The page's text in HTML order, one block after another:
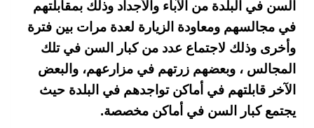
السن في البلدة من الآباء والأجداد وذلك بمقابلتهم
في مجالسهم ومعاودة الزيارة لعدة مرات بين فترة
وأخرى وذلك لاجتماع عدد من كبار السن في تلك
المجالس ، وبعضهم زرتهم في مزارعهم، والبعض
الآخر قابلتهم في أماكن تواجدهم في البلدة حيث
يجتمع كبار السن في أماكن مخصصة.